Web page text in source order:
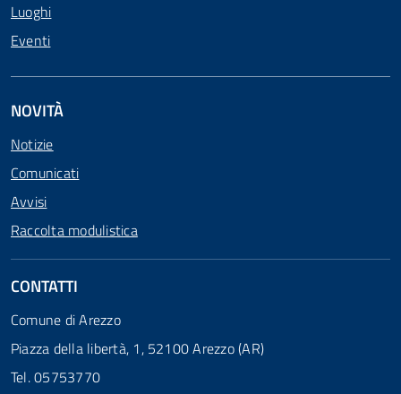
Luoghi
Eventi
NOVITÀ
Notizie
Comunicati
Avvisi
Raccolta modulistica
CONTATTI
Comune di Arezzo
Piazza della libertà, 1, 52100 Arezzo (AR)
Tel. 05753770